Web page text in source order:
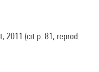
(cit p. 81, reprod.